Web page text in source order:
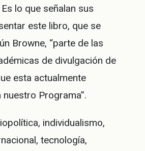
lo que señalan sus
este libro, que se
Browne, “parte de las
de divulgación de
esta actualmente
Programa”.
individualismo,
tecnología,